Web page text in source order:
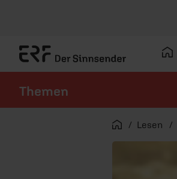
Themen
Startseite
Lesen